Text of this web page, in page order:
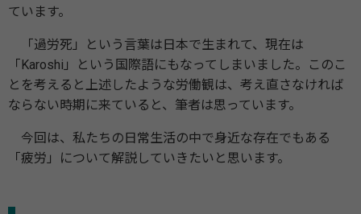
ています。
「過労死」という言葉は日本で生まれて、現在は
「Karoshi」という国際語にもなってしまいました。このこ
とを考えると上述したような労働観は、考え直さなければ
ならない時期に来ていると、筆者は思っています。
今回は、私たちの日常生活の中で身近な存在でもある
「疲労」について解説していきたいと思います。